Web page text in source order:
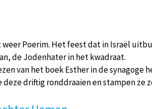
weer Poerim. Het feest dat in Israël
de Jodenhater in het kwadraat.
van het boek Esther in de synagoge
deze driftig ronddraaien en stampen ze